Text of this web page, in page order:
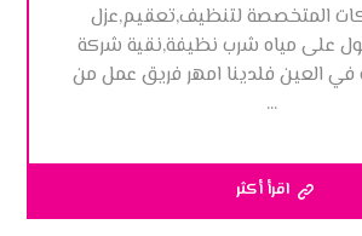
المتخصصة لتنظيف,تعقيم,عزل
على مياه شرب نظيفة,نقية شركة
في العين فلدينا امهر فريق عمل من
...
اقرأ أكثر